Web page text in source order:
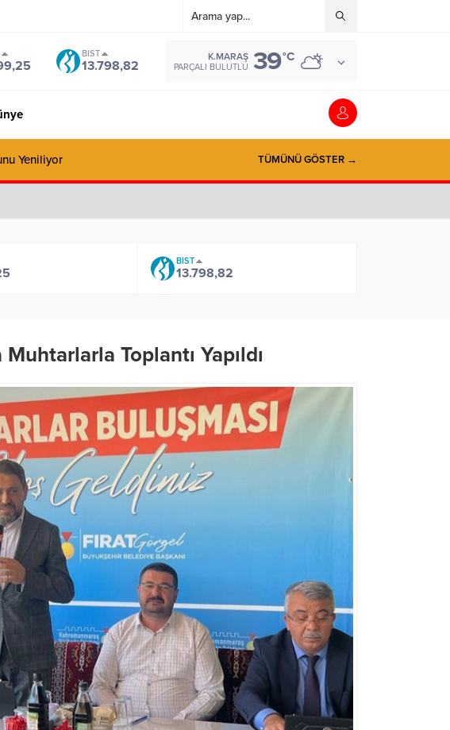
BIST
13.798,82
K.MARAŞ
PARÇALI BULUTLU 39°C
Yeniliyor TÜMÜNÜ GÖSTER →
BIST
13.798,82
Toplantı Yapıldı
Doğu
çağrı
Büyükşehir’den, Dulkadiroğlu
Menderes Mahallesi’nde
Kesintisiz Asfalt Mesaisi